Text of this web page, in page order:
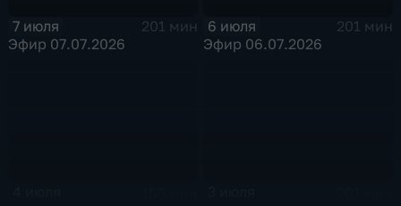
7 июля
201 мин
Эфир 07.07.2026
6 июля
201 мин
Эфир 06.07.2026